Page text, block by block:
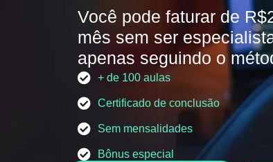
Você pode faturar de
mês sem ser
apenas seguindo o
+ de 100 aulas
Certificado de conclusão
Sem mensalidades
Bônus especial